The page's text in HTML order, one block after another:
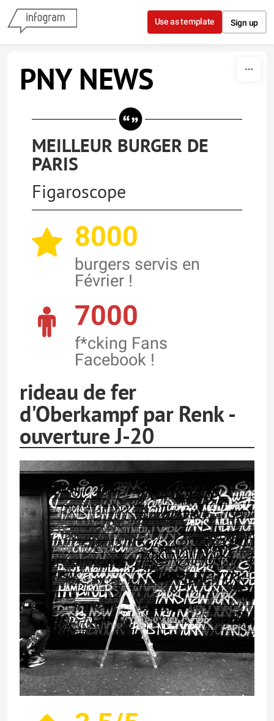
Skip to content
Use as template Sign up
PNY NEWS
MEILLEUR BURGER DE
PARIS
Figaroscope
8000
burgers servis en
Février !
7000
f*cking Fans
Facebook !
rideau de fer
d'Oberkampf par Renk -
ouverture J-20